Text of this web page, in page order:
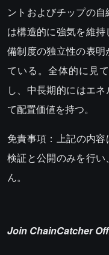
ントおよびチップの
は構造的に強気を維
備制度の独立性の表
ている。全体的に見
し、中長期的にはエ
て配置価値を持つ。
免責事項：上記の内
検証と公開のみを行
ん。
Join ChainCatcher